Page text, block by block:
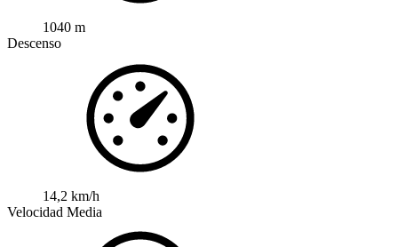
1040 m
Descenso
14,2 km/h
Velocidad Media